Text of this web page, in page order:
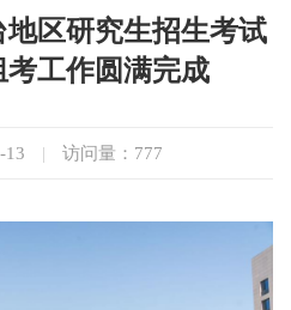
地区研究生招生考试
工作圆满完成
13 | 访问量： 777